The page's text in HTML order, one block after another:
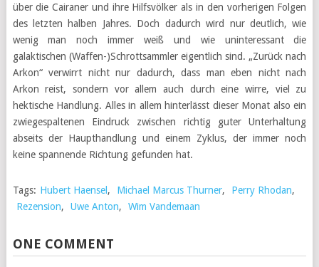
über die Cairaner und ihre Hilfsvölker als in den vorherigen Folgen
des letzten halben Jahres. Doch dadurch wird nur deutlich, wie
wenig man noch immer weiß und wie uninteressant die
galaktischen (Waffen-)Schrottsammler eigentlich sind. „Zurück nach
Arkon“ verwirrt nicht nur dadurch, dass man eben nicht nach
Arkon reist, sondern vor allem auch durch eine wirre, viel zu
hektische Handlung. Alles in allem hinterlässt dieser Monat also ein
zwiegespaltenen Eindruck zwischen richtig guter Unterhaltung
abseits der Haupthandlung und einem Zyklus, der immer noch
keine spannende Richtung gefunden hat.
Tags: Hubert Haensel , Michael Marcus Thurner, Perry Rhodan,
Rezension, Uwe Anton, Wim Vandemaan
ONE COMMENT